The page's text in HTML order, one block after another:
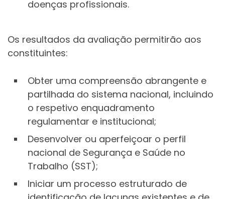
doenças profissionais.
Os resultados da avaliação permitirão aos
constituintes:
Obter uma compreensão abrangente e
partilhada do sistema nacional, incluindo
o respetivo enquadramento
regulamentar e institucional;
Desenvolver ou aperfeiçoar o perfil
nacional de Segurança e Saúde no
Trabalho (SST);
Iniciar um processo estruturado de